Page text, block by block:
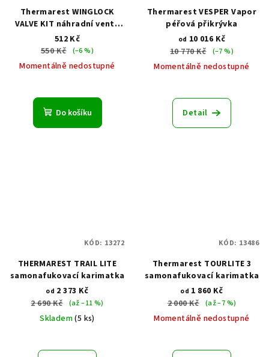
Thermarest WINGLOCK
VALVE KIT náhradní ventil
na karimatky THERM-A-
REST
512 Kč
550 Kč
(–6 %)
Momentálně nedostupné
Do košíku
Thermarest VESPER Vapor
péřová přikrývka
od 10 016 Kč
10 770 Kč
(–7 %)
Momentálně nedostupné
Detail
THERMAREST TRAIL LITE
samonafukovací karimatka
od 2 373 Kč
2 690 Kč
(až –11 %)
Skladem(5 ks)
KÓD: 13272
Thermarest TOURLITE 3
samonafukovací karimatka
od 1 860 Kč
2 000 Kč
(až –7 %)
Momentálně nedostupné
KÓD: 13486